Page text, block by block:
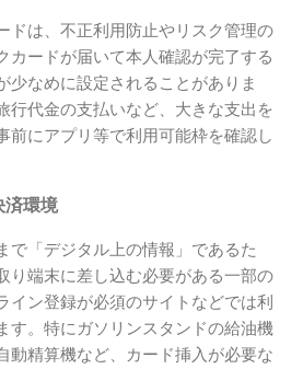
ドは、不正利用防止やリスク管理の
カードが届いて本人確認が完了する
少なめに設定されることがありま
行代金の支払いなど、大きな支出を
前にアプリ等で利用可能枠を確認し
済環境
で「デジタル上の情報」であるた
り端末に差し込む必要がある一部の
イン登録が必須のサイトなどでは利
す。特にガソリンスタンドの給油機
動精算機など、カード挿入が必要な